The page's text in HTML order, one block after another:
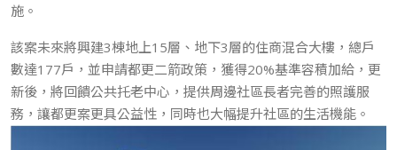
施。
該案未來將興建3棟地上15層、地下3層的住商混合大樓，總戶
數達177戶，並申請都更二箭政策，獲得20%基準容積加給，更
新後，將回饋公共托老中心，提供周邊社區長者完善的照護服
務，讓都更案更具公益性，同時也大幅提升社區的生活機能。